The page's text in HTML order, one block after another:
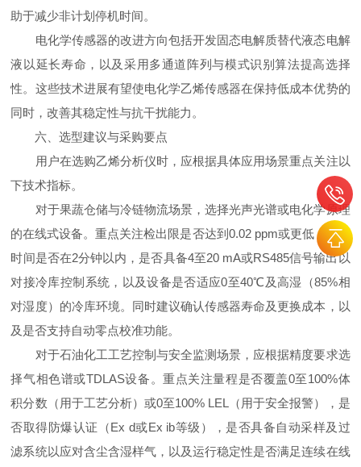
助于减少非计划停机时间。
电化学传感器的改进方向包括开发固态电解质替代液态电解
液以延长寿命，以及采用多通道阵列与模式识别算法提高选择
性。这些技术进展有望使电化学乙烯传感器在保持低成本优势的
同时，改善其稳定性与抗干扰能力。
六、选型建议与采购要点
用户在选购乙烯分析仪时，应根据具体应用场景重点关注以
下技术指标。
对于果蔬仓储与冷链物流场景，选择光声光谱或电化学原理
的在线式设备。重点关注检出限是否达到0.02 ppm或更低，响应
时间是否在2分钟以内，是否具备4至20 mA或RS485信号输出以
对接冷库控制系统，以及设备是否适应0至40℃及高湿（85%相
对湿度）的冷库环境。同时建议确认传感器寿命及更换成本，以
及是否支持自动零点校准功能。
对于石油化工工艺控制与安全监测场景，应根据精度要求选
择气相色谱或TDLAS设备。重点关注量程是否覆盖0至100%体
积分数（用于工艺分析）或0至100% LEL（用于安全报警），是
否取得防爆认证（Ex d或Ex ib等级），是否具备自动采样及过
滤系统以应对含尘含湿样气，以及运行稳定性是否满足连续在线